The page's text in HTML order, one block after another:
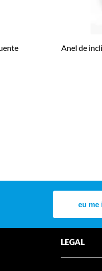
Anel de
eu me
LEGAL